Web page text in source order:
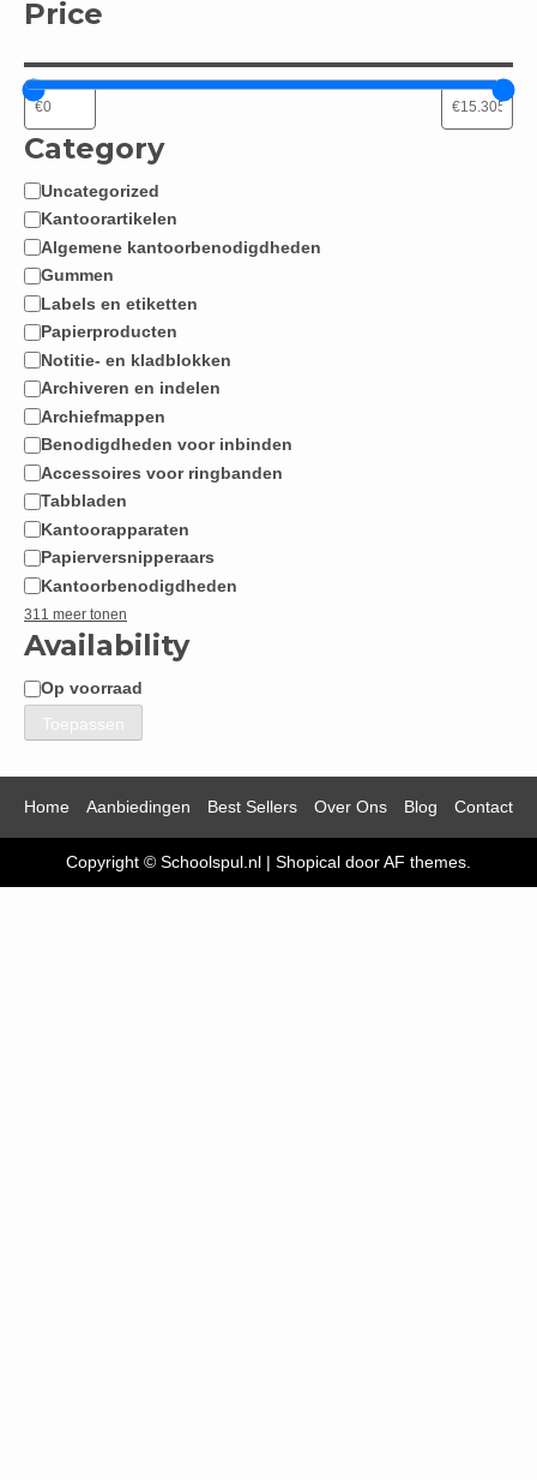
Price
Category
Categorie
Uncategorized
Kantoorartikelen
Algemene kantoorbenodigdheden
Gummen
Labels en etiketten
Papierproducten
Notitie- en kladblokken
Archiveren en indelen
Archiefmappen
Benodigdheden voor inbinden
Accessoires voor ringbanden
Tabbladen
Kantoorapparaten
Papierversnipperaars
Kantoorbenodigdheden
311 meer tonen
Availability
Beschikbaarheid
Op voorraad
Toepassen
Home Aanbiedingen Best Sellers Over Ons Blog Contact
Copyright © Schoolspul.nl | Shopical door AF themes.